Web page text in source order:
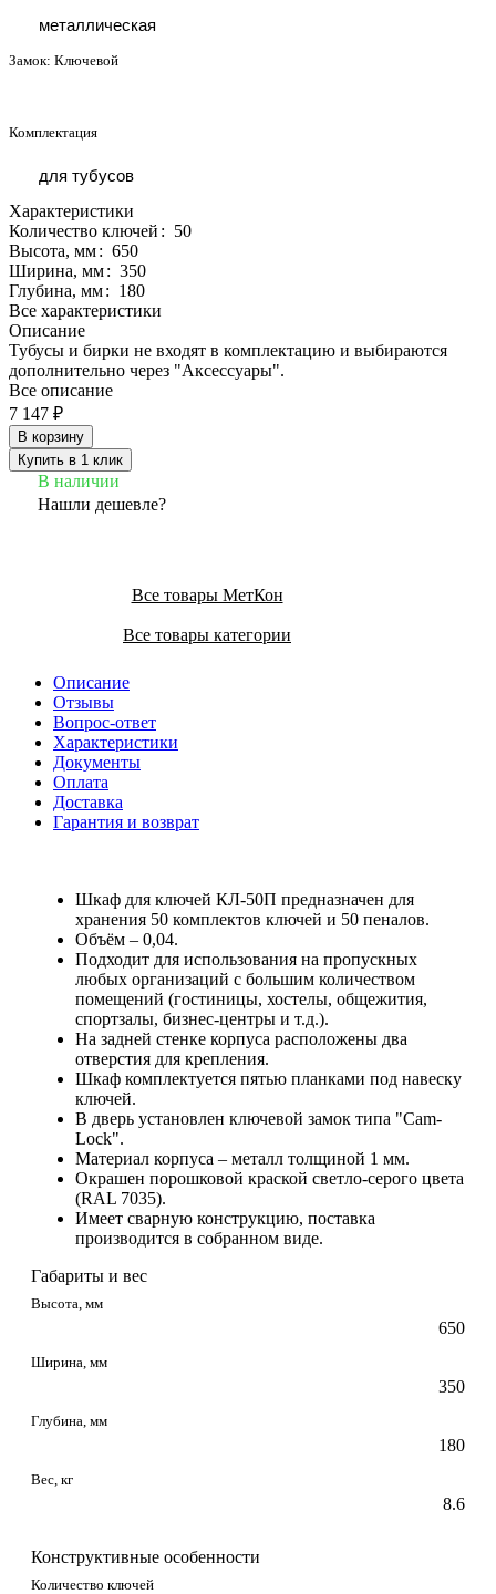
металлическая
Замок: Ключевой
Комплектация
для тубусов
Характеристики
Количество ключей : 50
Высота, мм: 650
Ширина, мм: 350
Глубина, мм: 180
Все характеристики
Описание
Тубусы и бирки не входят в комплектацию и выбираются
дополнительно через "Аксессуары".
Все описание
7 147 ₽
В корзину
Купить в 1 клик
В наличии
Нашли дешевле?
Все товары МетКон
Все товары категории
Описание
Отзывы
Вопрос-ответ
Характеристики
Документы
Оплата
Доставка
Гарантия и возврат
Шкаф для ключей КЛ-50П предназначен для
хранения 50 комплектов ключей и 50 пеналов.
Объём – 0,04.
Подходит для использования на пропускных
любых организаций с большим количеством
помещений (гостиницы, хостелы, общежития,
спортзалы, бизнес-центры и т.д.).
На задней стенке корпуса расположены два
отверстия для крепления.
Шкаф комплектуется пятью планками под навеску
ключей.
В дверь установлен ключевой замок типа "Cam-
Lock".
Материал корпуса – металл толщиной 1 мм.
Окрашен порошковой краской светло-серого цвета
(RAL 7035).
Имеет сварную конструкцию, поставка
производится в собранном виде.
Габариты и вес
Высота, мм
650
Ширина, мм
350
Глубина, мм
180
Вес, кг
8.6
Конструктивные особенности
Количество ключей